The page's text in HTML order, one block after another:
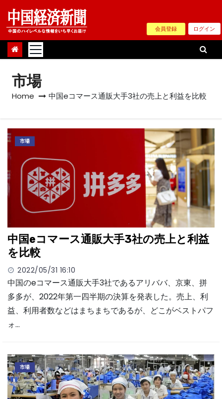
Skip
content
会員登録 ログイン
市場
Home 中国eコマース通販大手3社の売上と利益を比較
市場
中国eコマース通販大手3社の売上と利益
を比較
2022/05/31 16:10
中国のeコマース通販大手3社であるアリババ、京東、拼
多多が、2022年第一四半期の決算を発表した。売上、利
益、利用者数などはまちまちであるが、どこがベストパフ
ォ…
市場